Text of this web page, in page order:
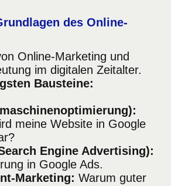
des Online-
Online-Marketing und
im digitalen Zeitalter.
Bausteine:
meine Website in Google
Engine Advertising):
in Google Ads.
Marketing: Warum guter